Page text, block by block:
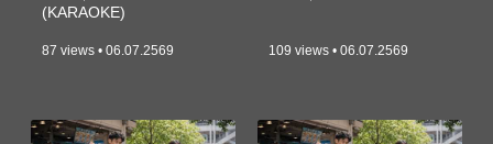
(KARAOKE)
87 views • 06.07.2569 109 views • 06.07.2569